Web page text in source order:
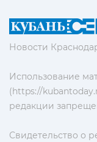
Новости
Использование
(https://
редакции
Свидетельство о